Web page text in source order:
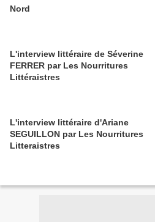
Nord
L'interview littéraire de Séverine
FERRER par Les Nourritures
Littéraistres
L'interview littéraire d'Ariane
SEGUILLON par Les Nourritures
Litteraistres